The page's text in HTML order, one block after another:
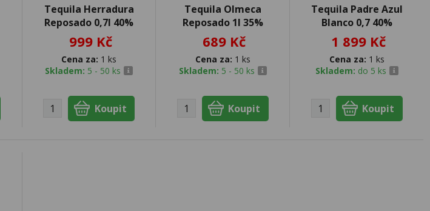
Tequila Herradura
Reposado 0,7l 40%
999 Kč
Cena za: 1 ks
Skladem: 5 - 50 ks
Tequila Olmeca
Reposado 1l 35%
689 Kč
Cena za: 1 ks
Skladem: 5 - 50 ks
Tequila Padre Azul
Blanco 0,7 40%
1 899 Kč
Cena za: 1 ks
Skladem: do 5 ks